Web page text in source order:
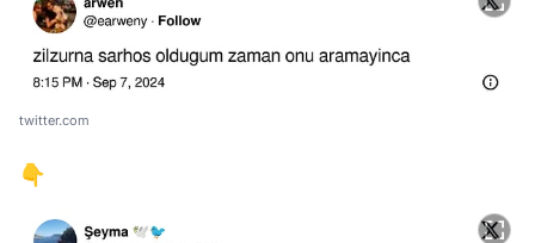
twitter.com
👇